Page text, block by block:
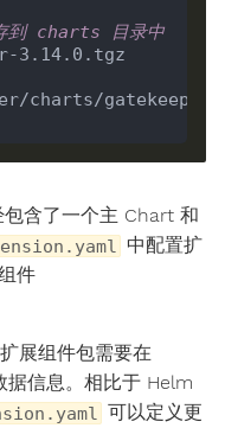
charts 目录中
3.14.0.tgz
charts/gatekeeper-
含了一个主 Chart 和
中配置扩
件
展组件包需要在
据信息。相比于 Helm
可以定义更